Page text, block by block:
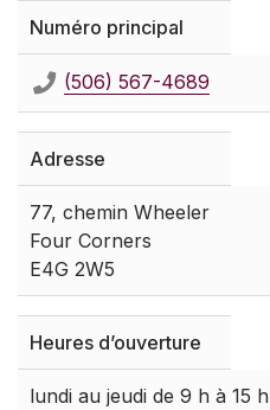
Numéro principal
(506) 567-4689
Adresse
77, chemin Wheeler
Four Corners
E4G 2W5
Heures d’ouverture
lundi au jeudi de 9 h à 15 h